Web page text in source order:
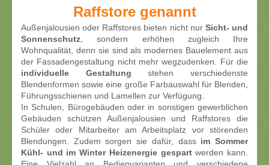
Raffstore genannt
Außenjalousien oder Raffstores bieten nicht nur Sicht- und
Sonnenschutz, sondern erhöhen zugleich Ihre
Wohnqualität, denn sie sind als modernes Bauelement aus
der Fassadengestaltung nicht mehr wegzudenken. Für die
individuelle Gestaltung stehen verschiedenste
Blendenformen sowie eine große Farbauswahl für Blenden,
Führungsschienen und Lamellen zur Verfügung.
In Schulen, Bürogebäuden oder in sonstigen gewerblichen
Gebäuden schützen Außenjalousien und Raffstores die
Schüler oder Mitarbeiter am Arbeitsplatz vor störenden
Blendungen. Zudem sorgen sie dafür, dass im Sommer
Kühl- und im Winter Heizenergie gespartwerden kann.